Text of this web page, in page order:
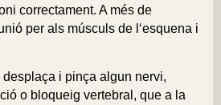
correctament. A més de
per als músculs de lʻesquena i
i pinça algun nervi,
o bloqueig vertebral, que a la